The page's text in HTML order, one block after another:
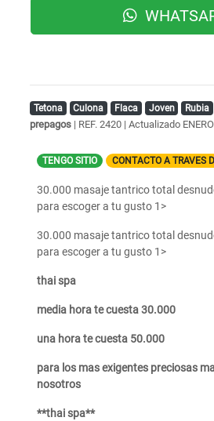
Tetona Culona Flaca Joven Rubia
prepagos | REF. 2420 | Actualizado
TENGO SITIO CONTACTO A TRAVES
30.000 masaje tantrico total
para escoger a tu gusto 1>
30.000 masaje tantrico total
para escoger a tu gusto 1>
thai spa
media hora te cuesta 30.000
una hora te cuesta 50.000
para los mas exigentes preciosas
nosotros
**thai spa**